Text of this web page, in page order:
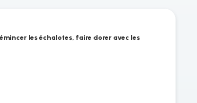
les échalotes, faire dorer avec les